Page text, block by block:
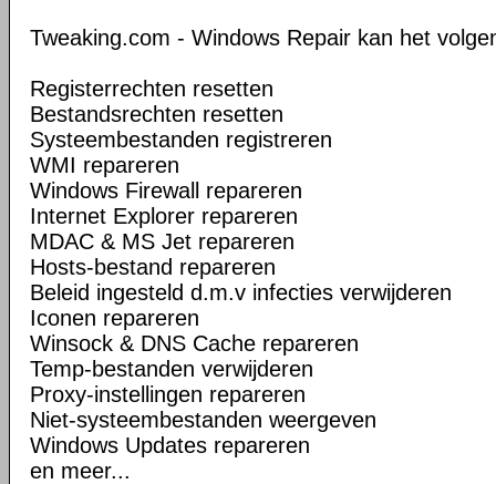
Tweaking.com - Windows Repair kan het
Registerrechten resetten
Bestandsrechten resetten
Systeembestanden registreren
WMI repareren
Windows Firewall repareren
Internet Explorer repareren
MDAC & MS Jet repareren
Hosts-bestand repareren
Beleid ingesteld d.m.v infecties verwijderen
Iconen repareren
Winsock & DNS Cache repareren
Temp-bestanden verwijderen
Proxy-instellingen repareren
Niet-systeembestanden weergeven
Windows Updates repareren
en meer...